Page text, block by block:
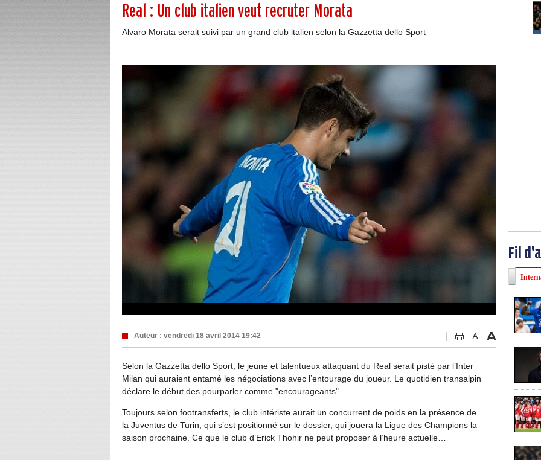
Real : Un club italien veut recruter Morata
Alvaro Morata serait suivi par un grand club italien selon la Gazzetta dello Sport
Auteur : vendredi 18 avril 2014 19:42
Selon la Gazzetta dello Sport, le jeune et talentueux attaquant du Real serait pisté par l’Inter
Milan qui auraient entamé les négociations avec l’entourage du joueur. Le quotidien transalpin
déclare le début des pourparler comme "encourageants".
Toujours selon footransferts, le club intériste aurait un concurrent de poids en la présence de
la Juventus de Turin, qui s’est positionné sur le dossier, qui jouera la Ligue des Champions la
saison prochaine. Ce que le club d’Erick Thohir ne peut proposer à l’heure actuelle…
Fil